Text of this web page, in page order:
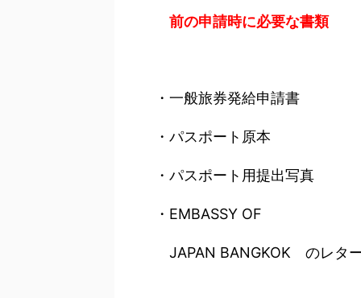
前の申請時に必要な書類
・一般旅券発給申請書
・パスポート原本
・パスポート用提出写真
・EMBASSY OF
JAPAN BANGKOK のレタ